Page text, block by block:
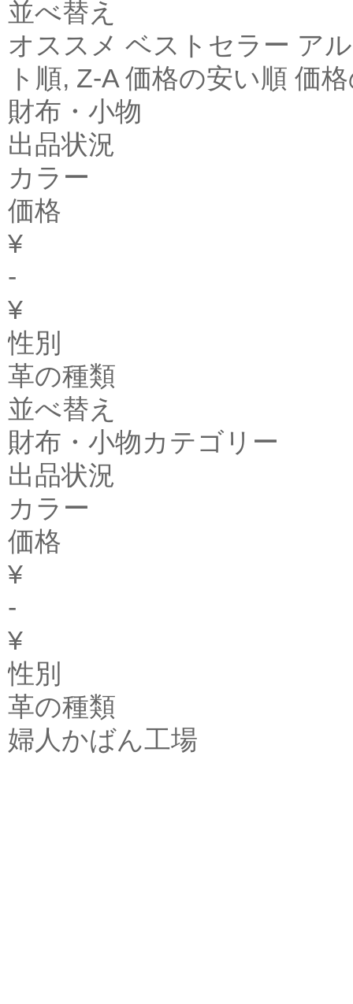
並べ替え
オススメ ベストセラー ア
ト順, Z-A 価格の安い順 価
財布・小物
出品状況
カラー
価格
¥
-
¥
性別
革の種類
並べ替え
財布・小物カテゴリー
出品状況
カラー
価格
¥
-
¥
性別
革の種類
婦人かばん工場